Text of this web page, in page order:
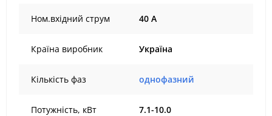
Ном.вхідний струм 40 А
Країна виробник Україна
Кількість фаз однофазний
Потужність, кВт 7.1-10.0